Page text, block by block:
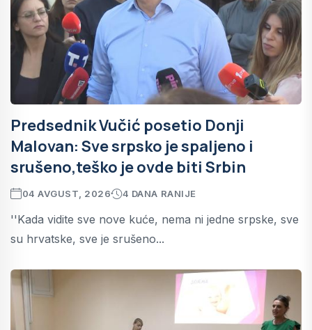
Predsednik Vučić posetio Donji
Malovan: Sve srpsko je spaljeno i
srušeno,teško je ovde biti Srbin
04 AVGUST, 2026 4 DANA RANIJE
''Kada vidite sve nove kuće, nema ni jedne srpske, sve
su hrvatske, sve je srušeno...